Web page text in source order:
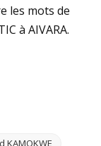
les mots de
à AIVARA.
KAMOKWE